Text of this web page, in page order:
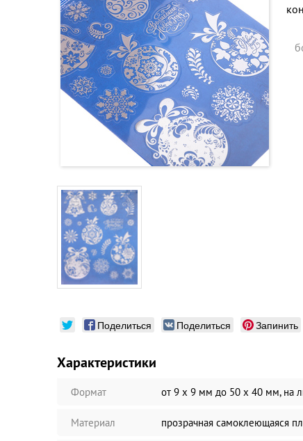
Поделиться Поделиться Запинить
Характеристики
Формат от 9 х 9 мм до 50 х 40 мм, на
Материал прозрачная самоклеющаяся